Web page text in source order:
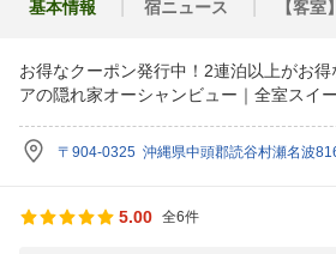
基本情報 宿ニュース 【客室】
お得なクーポン発行中！2連泊以上がお
アの隠れ家オーシャンビュー｜全室スイ
〒904-0325 沖縄県中頭郡読谷村瀬名波
5.00 全6件